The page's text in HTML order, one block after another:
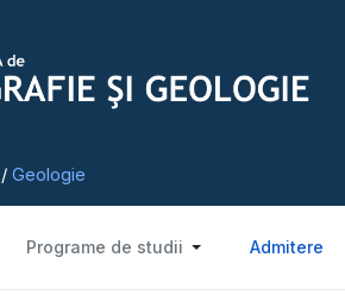
/ Geologie
Programe de studii Admitere